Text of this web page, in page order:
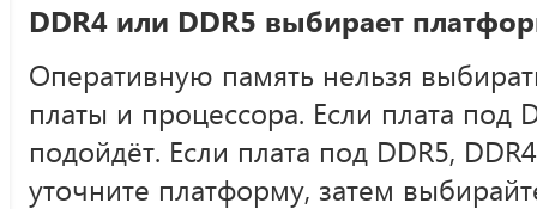
DDR4 или DDR5 выбирает
Оперативную память нельзя
платы и процессора. Если плата под
подойдёт. Если плата под DDR5,
уточните платформу, затем